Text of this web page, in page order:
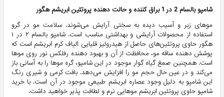
شامپو بالسام 2 در 1 براق کننده و حالت دهنده پروتئین ابریشم هگور
موهای زبر و آسیب دیده به سختی آرایش می‌شوند. سلامت مو در گرو
استفاده از محصولات آرایشی و بهداشتی مناسب است. شامپو بالسام ۲ در ۱
هگور حاوی پروتئین‌های حاصل از هیدرولیز قلیایی الیاف کرم ابریشم است که
پوشش دهنده ساقه مو، محافظت از آن و بهبود دهنده رفلکس نور روی موها
است. همچنین صمغ گیاه گوار موجود در این شامپو، گره موها را به آسانی باز
می‌کند و در عین حال حجم مو را افزایش می‌دهد. بافت کرمی و شیری رنگ
این شامپو به دلیل وجود عصاره ابریشم طبیعی موجود در آن است. با خرید
شامپو حاوی پروتئین ابریشم موهایی نرم و لطافت پذیر خواهید داشت.